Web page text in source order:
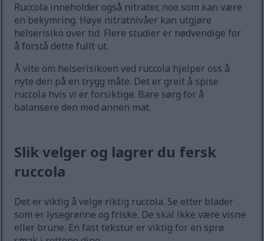
Ruccola inneholder også nitrater, noe som kan være
en bekymring. Høye nitratnivåer kan utgjøre
helserisiko over tid. Flere studier er nødvendige for
å forstå dette fullt ut.
Å vite om helserisikoen ved ruccola hjelper oss å
nyte den på en trygg måte. Det er greit å spise
ruccola hvis vi er forsiktige. Bare sørg for å
balansere den med annen mat.
Slik velger og lagrer du fersk
ruccola
Det er viktig å velge riktig ruccola. Se etter blader
som er lysegrønne og friske. De skal ikke være visne
eller brune. En fast tekstur er viktig for en sprø